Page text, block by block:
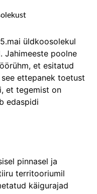
üldkoosolekul
Jahimeeste poolne
et esitatud
ettepanek toetust
et tegemist on
edaspidi
pinnasel ja
territooriumil
käigurajad